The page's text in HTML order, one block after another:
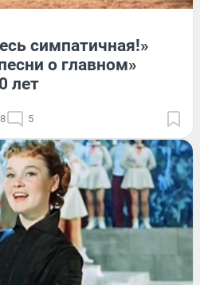
симпатичная!»
о главном»
лет
5